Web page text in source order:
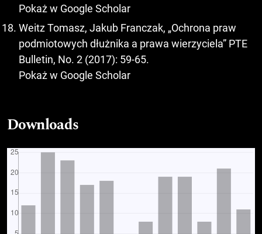
Pokaż w Google Scholar
Weitz Tomasz, Jakub Franczak, „Ochrona praw
podmiotowych dłużnika a prawa wierzyciela” PTE
Bulletin, No. 2 (2017): 59-65.
Pokaż w Google Scholar
Downloads